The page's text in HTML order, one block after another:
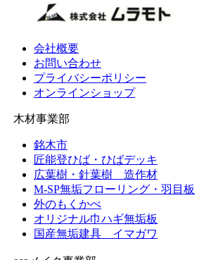
会社概要
お問い合わせ
プライバシーポリシー
オンラインショップ
木材事業部
銘木市
匠能登ひば・ひばデッキ
広葉樹・針葉樹 造作材
M-SP無垢フローリング・羽目板
外のもくかべ
オリジナル巾ハギ無垢板
国産無垢建具 イマガワ